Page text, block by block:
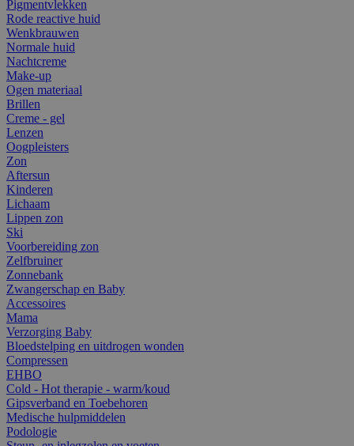
Pigmentvlekken
Rode reactive huid
Wenkbrauwen
Normale huid
Nachtcreme
Make-up
Ogen materiaal
Brillen
Creme - gel
Lenzen
Oogpleisters
Zon
Aftersun
Kinderen
Lichaam
Lippen zon
Ski
Voorbereiding zon
Zelfbruiner
Zonnebank
Zwangerschap en Baby
Accessoires
Mama
Verzorging Baby
Bloedstelping en uitdrogen wonden
Compressen
EHBO
Cold - Hot therapie - warm/koud
Gipsverband en Toebehoren
Medische hulpmiddelen
Podologie